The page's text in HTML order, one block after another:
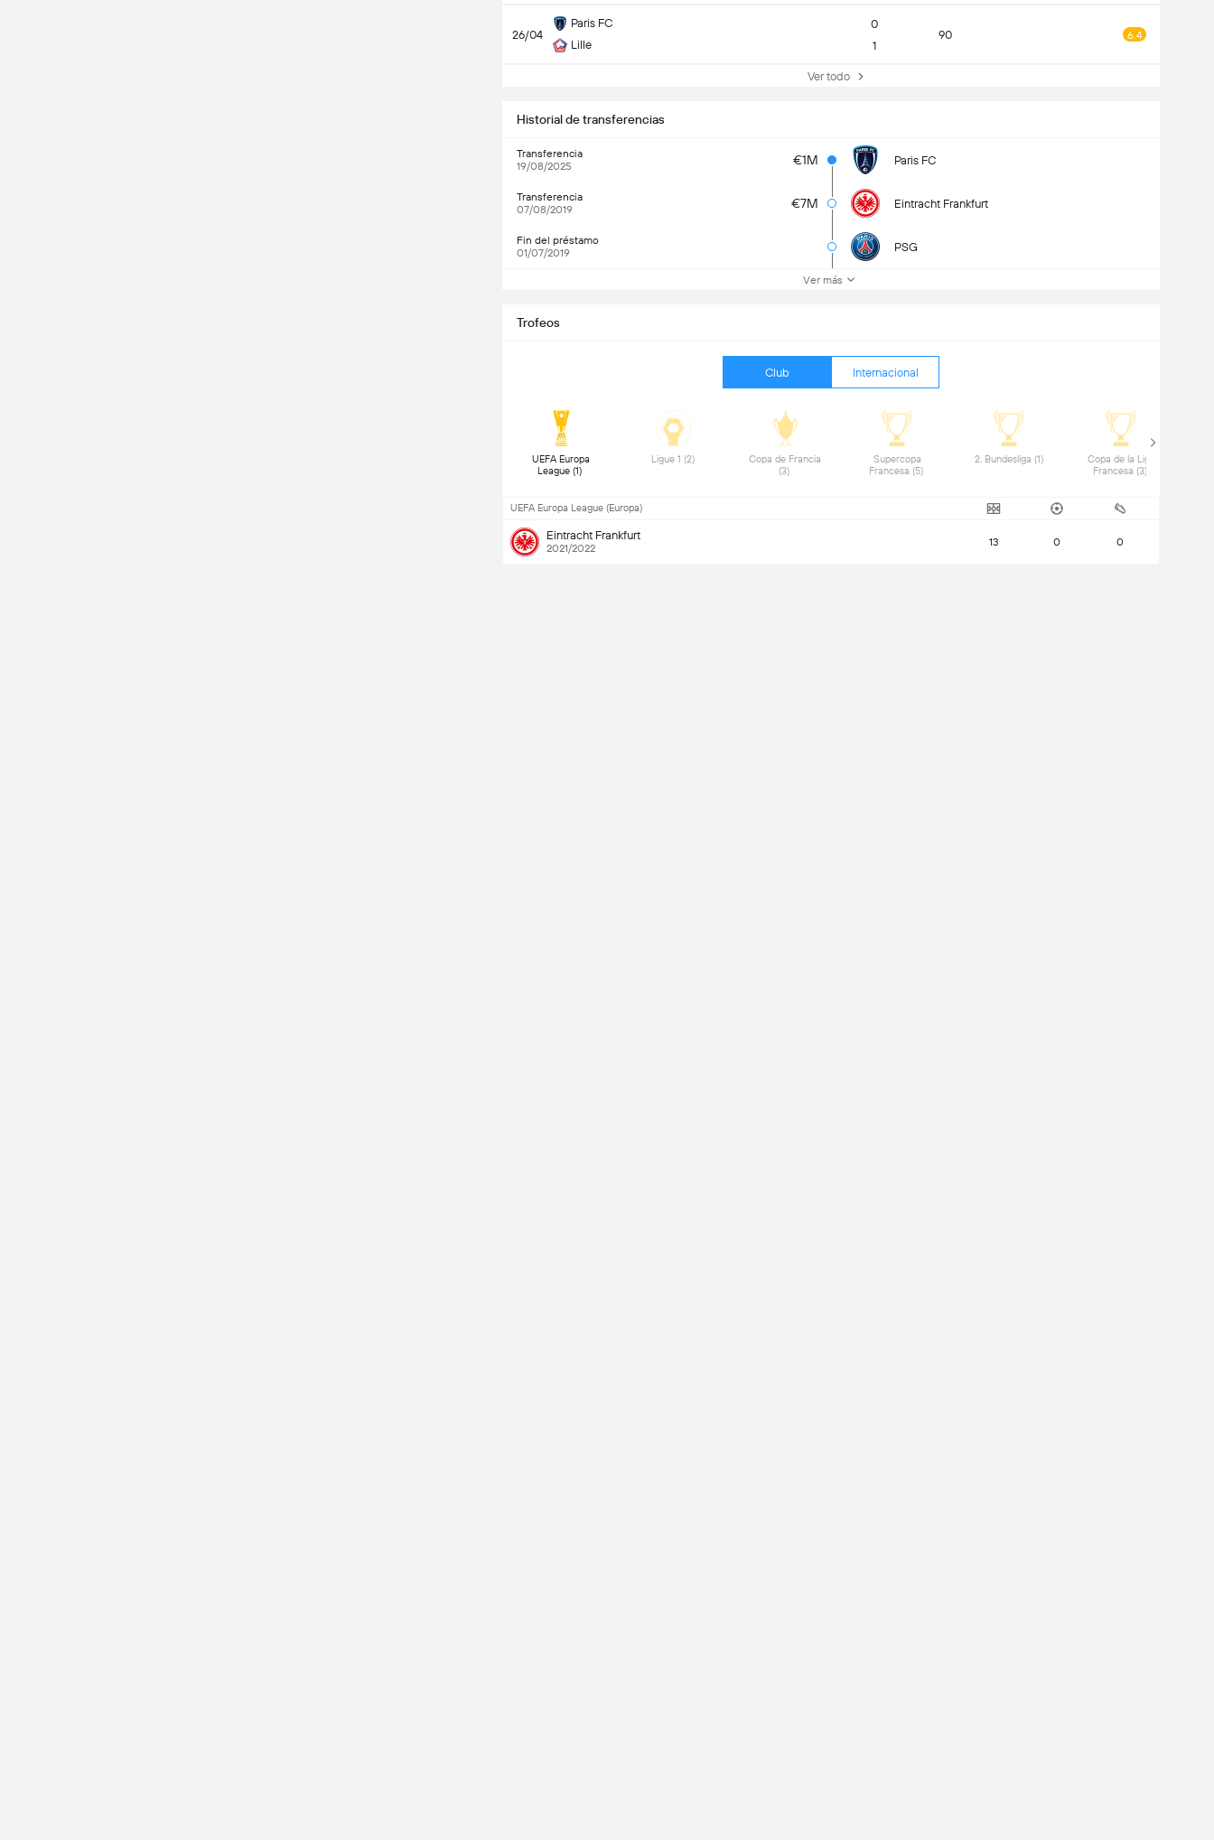
26/04
Paris FC
Lille
0
1
90 6.4
Ver todo
Historial de transferencias
Transferencia
19/08/2025
€1M Paris FC
Transferencia
07/08/2019
€7M Eintracht Frankfurt
Fin del préstamo
01/07/2019
PSG
Ver más
Trofeos
Club Internacional
UEFA Europa
Copa de Francia
(3)
Supercopa
Francesa (5)
Copa de la Liga
UEFA Europa League (Europa)
Eintracht Frankfurt
2021/2022 13 0 0